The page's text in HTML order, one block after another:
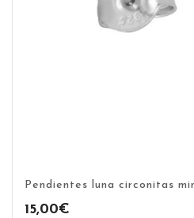
Pendientes luna circonitas
15,00€